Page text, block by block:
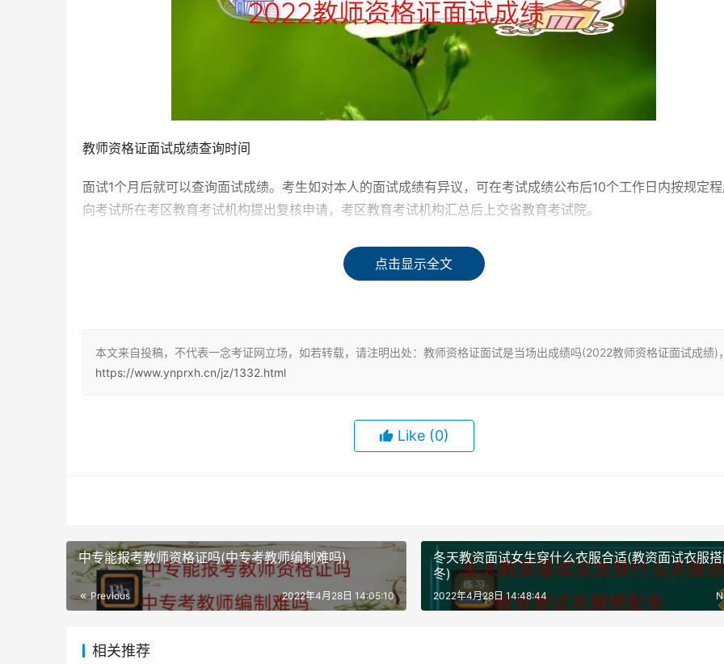
教师资格证面试成绩查询时间
面试1个月后就可以查询面试成绩。考生如对本人的面试成绩有异议，可在考试成绩公布后10个工作日内按规定
向考试所在考区教育考试机构提出复核申请，考区教育考试机构汇总后上交省教育考试院。
申请须注明申请人准考证号、姓名、身份证号、联系。省教育考试院在接到教育部考试中心复核结果后以书面方式
知考生所属考区教育考试机构，由考区教育考试机构告知考生。
点击显示全文
本文来自投稿，不代表一念考证网立场，如若转载，请注明出处：教师资格证面试是当场出成绩吗(2022教师资格证面试成绩)，
https://www.ynprxh.cn/jz/1332.html
Like (0)
中专能报考教师资格证吗(中专考教师编制难吗)
Previous 2022年4月28日 14:05:10
冬天教资面试女生穿什么衣服合适(教资面试衣服
冬)
2022年4月28日 14:48:44
相关推荐